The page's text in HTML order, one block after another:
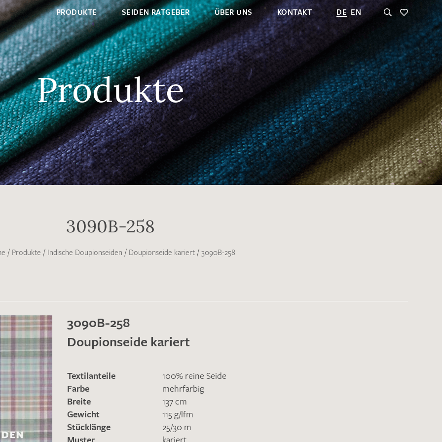
PRODUKTE SEIDEN RATGEBER ÜBER UNS KONTAKT DE EN
Produkte
3090B-258
/ Produkte / Indische Doupionseiden / Doupionseide kariert / 3090B-258
3090B-258
Doupionseide kariert
Textilanteile
100% reine Seide
Farbe
mehrfarbig
Breite
137 cm
Gewicht
115 g/lfm
Stücklänge
25/30 m
Muster
kariert